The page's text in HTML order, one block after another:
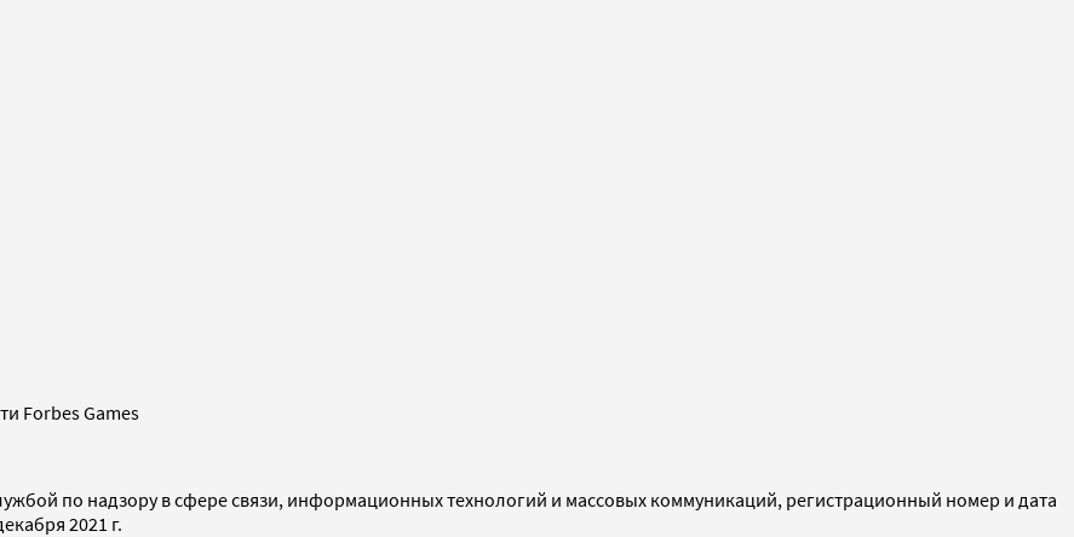
Forbes Games
по надзору в сфере связи, информационных технологий и массовых коммуникаций, регистрационный номер и дата
2021 г.